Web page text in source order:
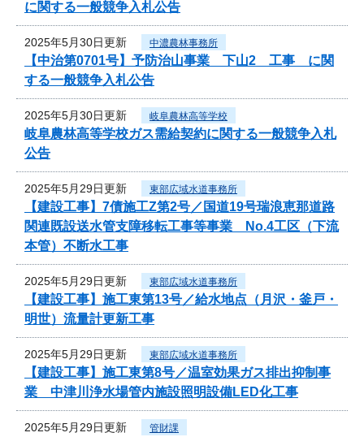
に関する一般競争入札公告
2025年5月30日更新 中濃農林事務所
【中治第0701号】予防治山事業 下山2 工事 に関
する一般競争入札公告
2025年5月30日更新 岐阜農林高等学校
岐阜農林高等学校ガス需給契約に関する一般競争入札
公告
2025年5月29日更新 東部広域水道事務所
【建設工事】7債施工Z第2号／国道19号瑞浪恵那道路
関連既設送水管支障移転工事等事業 No.4工区（下流
本管）不断水工事
2025年5月29日更新 東部広域水道事務所
【建設工事】施工東第13号／給水地点（月沢・釜戸・
明世）流量計更新工事
2025年5月29日更新 東部広域水道事務所
【建設工事】施工東第8号／温室効果ガス排出抑制事
業 中津川浄水場管内施設照明設備LED化工事
2025年5月29日更新 管財課